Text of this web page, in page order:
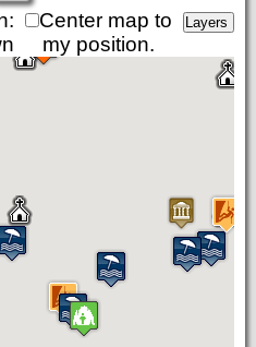
Center map to
my position.